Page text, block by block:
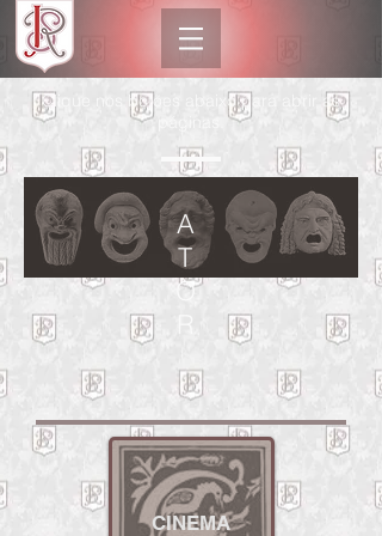
Clique nos botões abaixo para abrir as
A
T
O
CINEMA